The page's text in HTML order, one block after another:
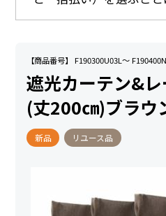
【商品番号】 F190300U03L～
遮光カーテン&
(丈200㎝)ブラ
新品 リユース品